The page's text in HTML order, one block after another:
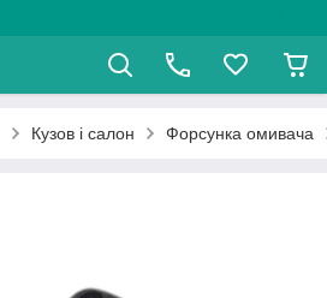
Кузов і салон Форсунка омивача